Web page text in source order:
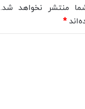
منتشر نخواهد شد.
*